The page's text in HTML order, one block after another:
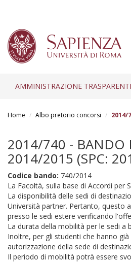
AMMINISTRAZIONE
Home Albo pretorio concorsi 2014/
2014/740 - BANDO
2014/2015 (SPC:
Codice bando: 740/2014
La Facoltà, sulla base di Accordi per
La disponibilità delle sedi di
Università partner. Pertanto, questo
presso le sedi estere verificando
La durata della mobilità per le sedi
Inoltre, per gli studenti che hanno
autorizzazione della sede di
Il periodo di mobilità potrà essere